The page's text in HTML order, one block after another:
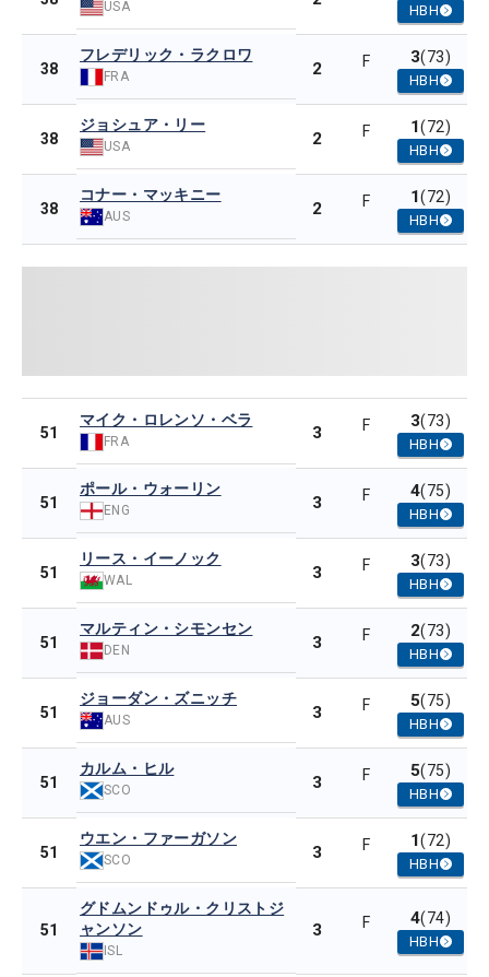
USA HBH
38
フレデリック・ラクロワ
FRA 2 F 3(73)
HBH
38
ジョシュア・リー
USA 2 F 1(72)
HBH
38
コナー・マッキニー
AUS 2 F 1(72)
HBH
51
マイク・ロレンソ・ベラ
FRA 3 F 3(73)
HBH
51
ポール・ウォーリン
ENG 3 F 4(75)
HBH
51
リース・イーノック
WAL 3 F 3(73)
HBH
51
マルティン・シモンセン
DEN 3 F 2(73)
HBH
51
ジョーダン・ズニッチ
AUS 3 F 5(75)
HBH
51
カルム・ヒル
SCO 3 F 5(75)
HBH
51
ウエン・ファーガソン
SCO 3 F 1(72)
HBH
51
グドムンドゥル・クリストジ
ャンソン
ISL
3 F 4(74)
HBH